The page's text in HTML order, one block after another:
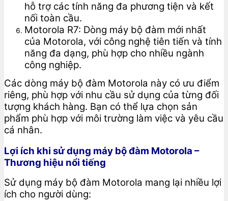
hỗ trợ các tính năng đa phương tiện và kết
nối toàn cầu.
Motorola R7: Dòng máy bộ đàm mới nhất
của Motorola, với công nghệ tiên tiến và tính
năng đa dạng, phù hợp cho nhiều ngành
công nghiệp.
Các dòng máy bộ đàm Motorola này có ưu điểm
riêng, phù hợp với nhu cầu sử dụng của từng đối
tượng khách hàng. Bạn có thể lựa chọn sản
phẩm phù hợp với môi trường làm việc và yêu cầu
cá nhân.
Lợi ích khi sử dụng máy bộ đàm Motorola –
Thương hiệu nổi tiếng
Sử dụng máy bộ đàm Motorola mang lại nhiều lợi
ích cho người dùng: